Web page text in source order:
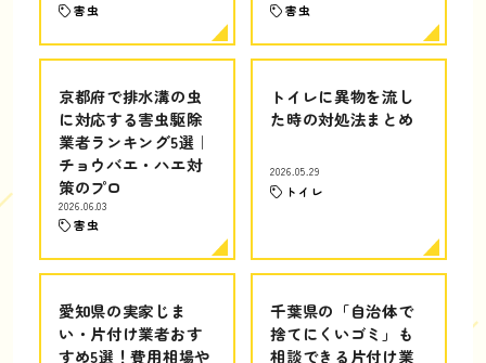
害虫 害虫
京都府で排水溝の虫
に対応する害虫駆除
業者ランキング5選｜
チョウバエ・ハエ対
策のプロ
2026.06.03
害虫
トイレに異物を流し
た時の対処法まとめ
2026.05.29
トイレ
愛知県の実家じま
い・片付け業者おす
すめ5選！費用相場や
千葉県の「自治体で
捨てにくいゴミ」も
相談できる片付け業